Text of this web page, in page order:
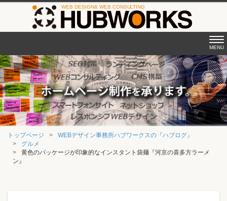
MENU
トップページ
WEBデザイン事務所ハブワークスの『ハブログ』
グルメ
黄色のパッケージが印象的なインスタント袋麺『河京の喜多方ラーメ
ン』